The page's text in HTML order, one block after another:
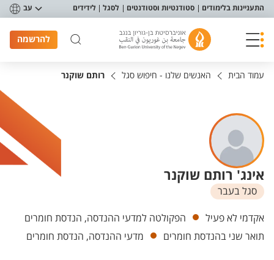
תפריט נגישות
התעניינות בלימודים סטודנטיות וסטודנטים לסגל לידידים עב
להרשמה
עמוד הבית האנשים שלנו - חיפוש סגל רותם שוקנר
אינג' רותם שוקנר
סגל בעבר
יחידות
אקדמי לא פעיל
הפקולטה למדעי ההנדסה, הנדסת חומרים
תואר שני בהנדסת חומרים
מדעי ההנדסה, הנדסת חומרים